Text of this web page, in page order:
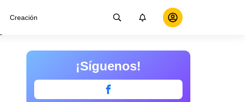
Creación
¡Síguenos!